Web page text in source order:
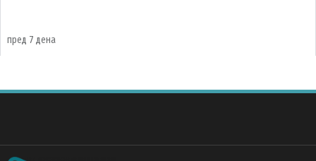
пред 7 дена